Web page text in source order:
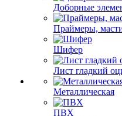
Доборные
Праймеры,
Шифер
Лист гладкий
Металлическая
ПВХ